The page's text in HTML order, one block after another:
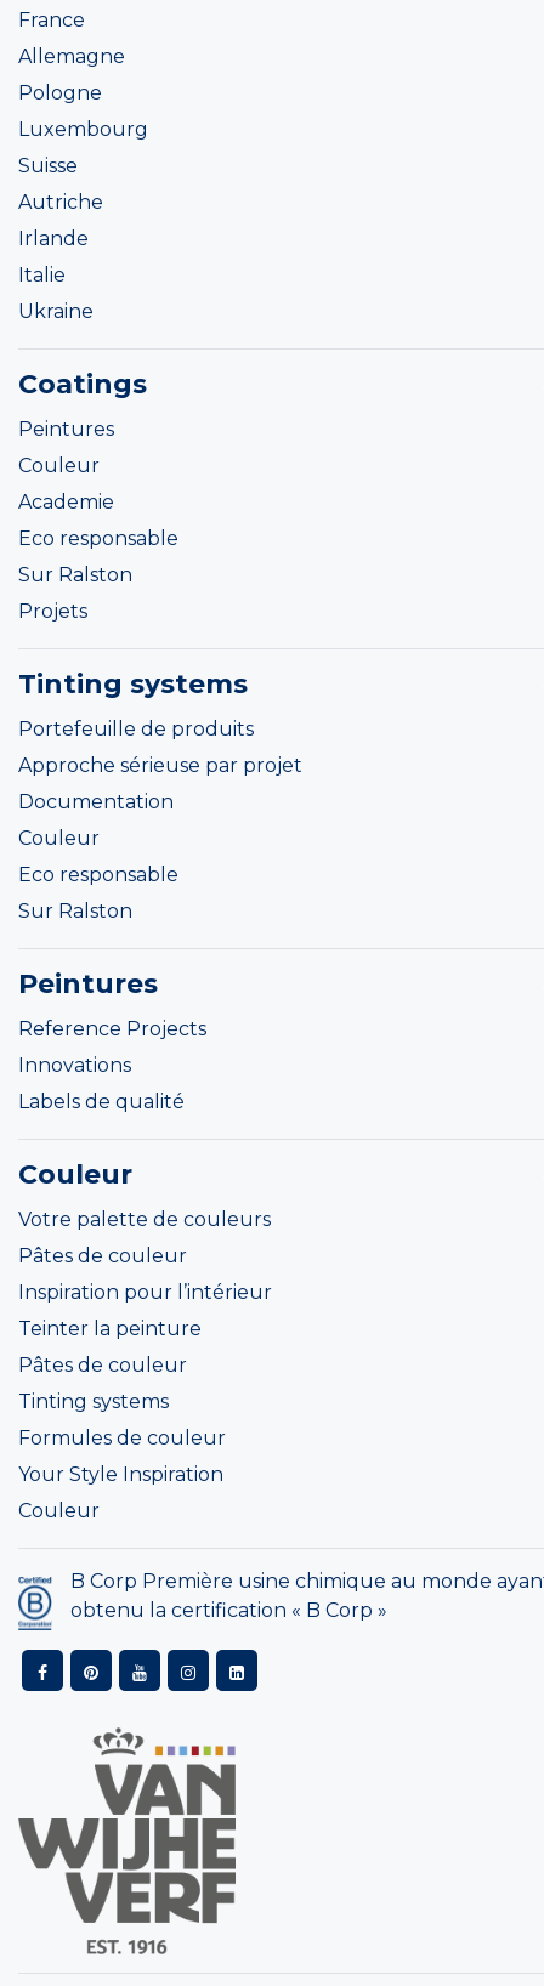
France
Allemagne
Pologne
Luxembourg
Suisse
Autriche
Irlande
Italie
Ukraine
Coatings
Peintures
Couleur
Academie
Eco responsable
Sur Ralston
Projets
Tinting systems
Portefeuille de produits
Approche sérieuse par projet
Documentation
Couleur
Eco responsable
Sur Ralston
Peintures
Reference Projects
Innovations
Labels de qualité
Couleur
Votre palette de couleurs
Pâtes de couleur
Inspiration pour l’intérieur
Teinter la peinture
Pâtes de couleur
Tinting systems
Formules de couleur
Your Style Inspiration
Couleur
B Corp Première usine chimique au monde
obtenu la certification « B Corp »